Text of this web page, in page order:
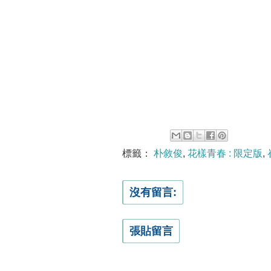
標籤： 朴敘俊, 花樣青春 : 限定版,
沒有留言:
張貼留言